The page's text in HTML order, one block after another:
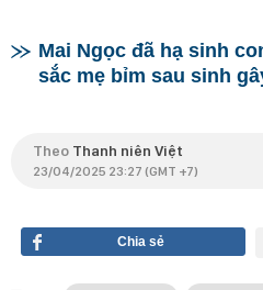
Mai Ngọc đã hạ sinh
sắc mẹ bỉm sau sinh
Theo Thanh niên Việt
23/04/2025 23:27 (GMT +7)
Chia sẻ